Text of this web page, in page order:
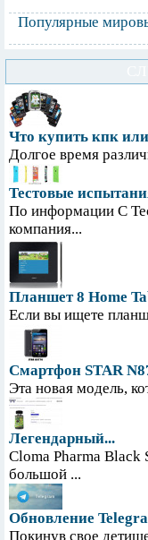
Популярные
Что купить кпк
Долгое время
Тестовые
По информации С
компания...
Планшет 8 Home
Если вы ищете
Смартфон STAR
Эта новая модель,
Легендарный...
Cloma Pharma Black
большой ...
Обновление
Покинув свое